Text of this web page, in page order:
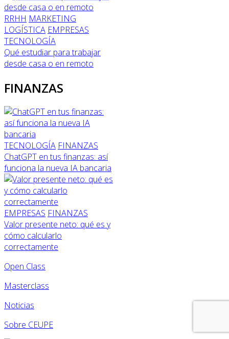
RRHH MARKETING
LOGÍSTICA EMPRESAS
TECNOLOGÍA
Qué estudiar para trabajar
desde casa o en remoto
FINANZAS
TECNOLOGÍA FINANZAS
ChatGPT en tus finanzas: así
funciona la nueva IA bancaria
EMPRESAS FINANZAS
Valor presente neto: qué es y
cómo calcularlo
correctamente
Open Class
Masterclass
Noticias
Sobre CEUPE